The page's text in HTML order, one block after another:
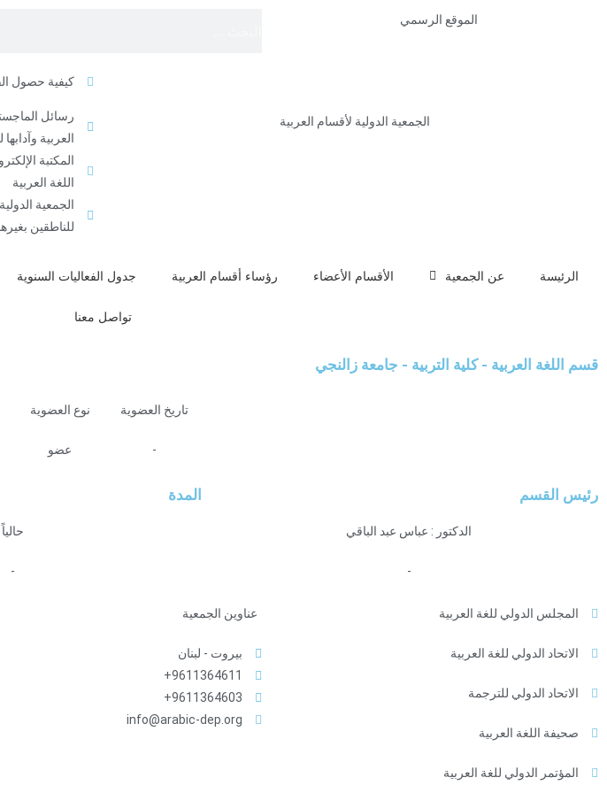
الموقع الرسمي
الجمعية الدولية لأقسام العربية
كيفية حصول
رسائل
العربية
المكتبة
اللغة العربية
الجمعية
للناطقين
الرئيسة عن الجمعية الأقسام الأعضاء رؤساء أقسام العربية جدول الفعاليات السنوية
تواصل معنا
قسم اللغة العربية - كلية التربية - جامعة زالنجي
تاريخ العضوية نوع العضوية
- عضو
رئيس القسم المدة
الدكتور : عباس عبد الباقي حالياً
-
-
المجلس الدولي للغة العربية
الاتحاد الدولي للغة العربية
الاتحاد الدولي للترجمة
صحيفة اللغة العربية
المؤتمر الدولي للغة العربية
عناوين الجمعية
بيروت - لبنان
9611364611+
9611364603+
info@arabic-dep.org